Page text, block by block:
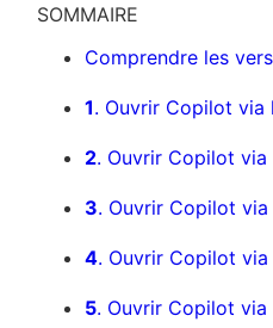
SOMMAIRE
Comprendre les
1. Ouvrir Copilot via
2. Ouvrir Copilot via
3. Ouvrir Copilot via
4. Ouvrir Copilot via
5. Ouvrir Copilot